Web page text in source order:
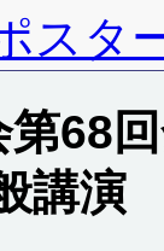
スタ
第68
講演